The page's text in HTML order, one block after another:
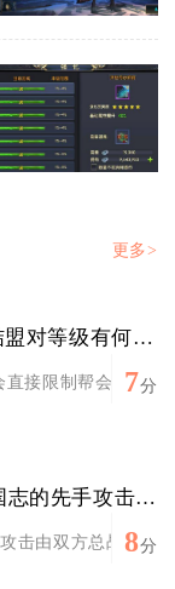
在于精准的门派武
更多>
侠义ol中帮会结盟对等级有何影响
直接限制帮会缔结资
7分
谁决定少年三国志的先手攻击方式
击由双方总战力、
8分